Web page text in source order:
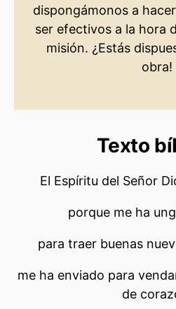
dispongámonos a
ser efectivos a la hora
misión. ¿Estás
obra!
Texto
El Espíritu del Señor
porque me ha
para traer buenas
me ha enviado para
de